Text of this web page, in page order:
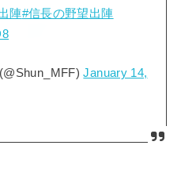
陣#信長の野望出陣
January 14,